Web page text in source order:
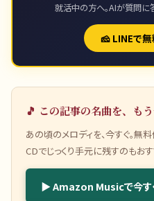
就活中の方へ。AIが質問に
🧀 LINEで
🎵 この記事の名曲を、も
あの頃のメロディを、今すぐ。無
CDでじっくり手元に残すのもおす
▶ Amazon Musicで今すぐ